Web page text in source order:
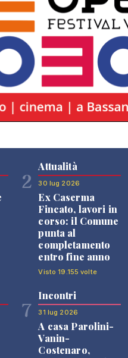
2
Attualità
30 lug 2026
Ex Caserma
Fincato, lavori in
corso: il Comune
punta al
completamento
entro fine anno
Visto 19.155 volte
7
Incontri
31 lug 2026
A casa Parolini-
Vanin-
Costenaro,